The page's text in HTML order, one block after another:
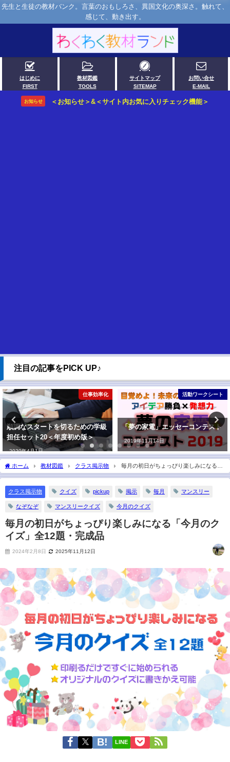
先生と生徒の教材バンク。言葉のおもしろさ、異国文化の奥深さ。触れて、
感じて、動き出す。
はじめに
FIRST
教材図鑑
TOOLS
サイトマップ
SITEMAP
お問い合せ
E-MAIL
お知らせ ＜お知らせ＞&＜サイト内お気に入りチェック機能＞
注目の記事をPICK UP♪
仕事効率化
順調なスタートを切るための学級
担任セット20＜年度初め版＞
2020年4月1日
活動ワークシート
「夢の家電」エッセーコンテスト
2019年11月14日
ホーム 教材図鑑 クラス掲示物
毎月の初日がちょっぴり楽しみになる
「今月のクイズ」全12題・完成品
クラス掲示物 クイズ pickup 掲示 毎月 マンスリー
なぞなぞ マンスリークイズ 今月のクイズ
毎月の初日がちょっぴり楽しみになる「今月のク
イズ」全12題・完成品
2024年2月8日 2025年11月12日
LINE